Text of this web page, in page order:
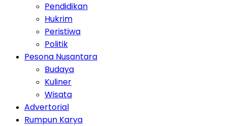
Pendidikan
Hukrim
Peristiwa
Politik
Pesona Nusantara
Budaya
Kuliner
Wisata
Advertorial
Rumpun Karya